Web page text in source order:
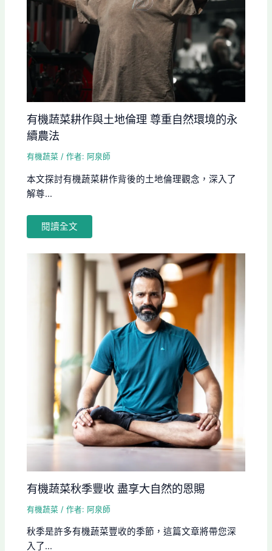
有機蔬菜耕作與土地倫理 尊重自然環境的永
續農法
有機蔬菜 / 作者: 阿泉師
本文探討有機蔬菜耕作背後的土地倫理觀念，深入了
解尊...
閱讀全文
有機蔬菜秋季豐收 盡享大自然的恩賜
有機蔬菜 / 作者: 阿泉師
秋季是許多有機蔬菜豐收的季節，這篇文章將帶您深
入了...